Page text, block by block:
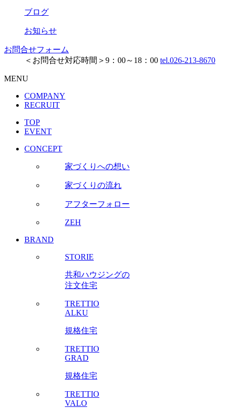
ブログ
お知らせ
お問合せフォーム
＜お問合せ対応時間＞9：00～18：00 tel.026-213-8670
MENU
COMPANY
RECRUIT
TOP
EVENT
CONCEPT
家づくりへの想い
家づくりの流れ
アフターフォロー
ZEH
BRAND
STORIE
共和ハウジングの
注文住宅
TRETTIO
ALKU
規格住宅
TRETTIO
GRAD
規格住宅
TRETTIO
VALO